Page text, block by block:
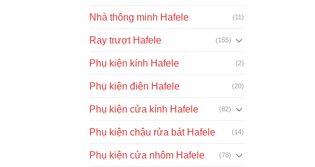
Nhà thông minh Hafele (11)
Ray trượt Hafele (155)
Phụ kiện kính Hafele (2)
Phụ kiện điện Hafele (20)
Phụ kiện cửa kính Hafele (82)
Phụ kiện chậu rửa bát Hafele (14)
Phụ kiện cửa nhôm Hafele (78)